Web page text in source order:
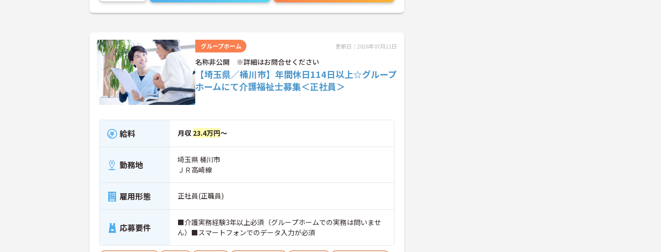
グループホーム 更新日：2026年07月21日
名称非公開 ※詳細はお問合せください
【埼玉県／桶川市】年間休日114日以上☆グループ
ホームにて介護福祉士募集＜正社員＞
給料 月収 23.4万円～
勤務地
埼玉県 桶川市
ＪＲ高崎線
雇用形態 正社員(正職員)
応募要件
■介護実務経験3年以上必須（グループホームでの実務は問いませ
ん）■スマートフォンでのデータ入力が必須